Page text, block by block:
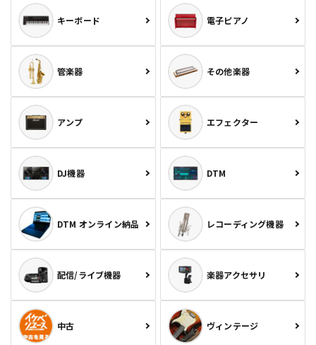
キーボード 電子ピアノ
管楽器 その他楽器
アンプ エフェクター
DJ機器 DTM
DTM オンライン納品 レコーディング機器
配信/ライブ機器 楽器アクセサリ
中古 ヴィンテージ